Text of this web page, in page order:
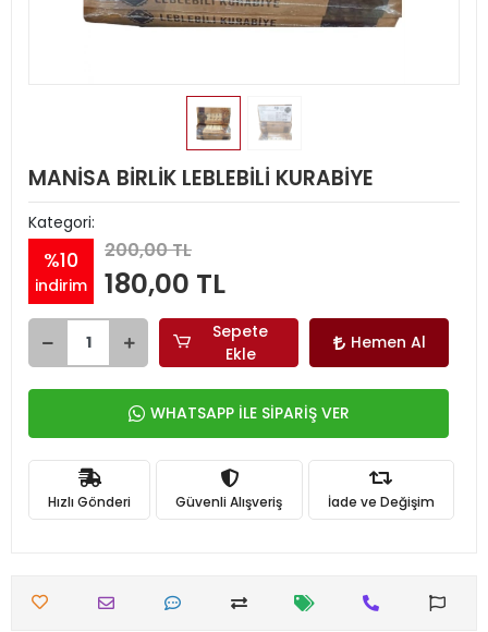
MANİSA BİRLİK LEBLEBİLİ KURABİYE
Kategori:
%10
indirim
200,00 TL
180,00 TL
Sepete
Ekle
Hemen Al
WHATSAPP İLE SİPARİŞ VER
Hızlı Gönderi Güvenli Alışveriş İade ve Değişim